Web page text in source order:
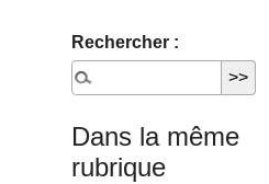
Rechercher :
Dans la même
rubrique